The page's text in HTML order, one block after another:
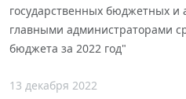
государственных бюджетных
главными администраторами
бюджета за 2022 год"
13 декабря 2022